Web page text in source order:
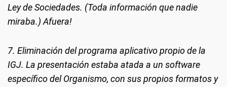
Ley de Sociedades. (Toda información que nadie
miraba.) Afuera!
7. Eliminación del programa aplicativo propio de la
IGJ. La presentación estaba atada a un software
específico del Organismo, con sus propios formatos y